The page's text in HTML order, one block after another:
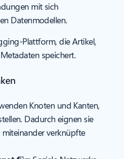
mit sich
Datenmodellen.
Plattform, die Artikel,
speichert.
Knoten und Kanten,
Dadurch eignen sie
verknüpfte